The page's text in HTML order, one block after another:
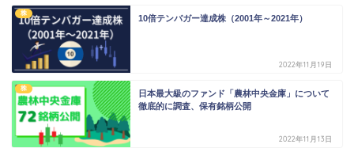
株
10倍テンバガー達成株（2001年～2021年）
2022年11月19日
株
日本最大級のファンド「農林中央金庫」について
徹底的に調査、保有銘柄公開
2022年11月13日